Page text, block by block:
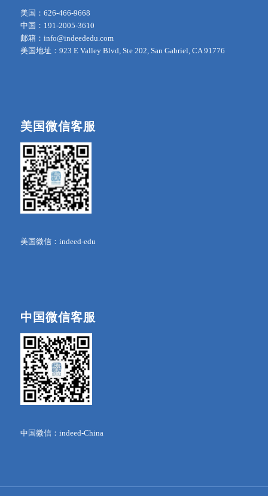
美国：626-466-9668
中国：191-2005-3610
邮箱：info@indeededu.com
美国地址：923 E Valley Blvd, Ste 202, San Gabriel, CA 91776
美国微信客服
美国微信：indeed-edu
中国微信客服
中国微信：indeed-China